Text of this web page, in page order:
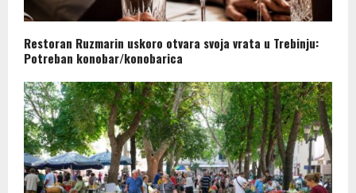
Restoran Ruzmarin uskoro otvara svoja vrata u Trebinju:
Potreban konobar/konobarica